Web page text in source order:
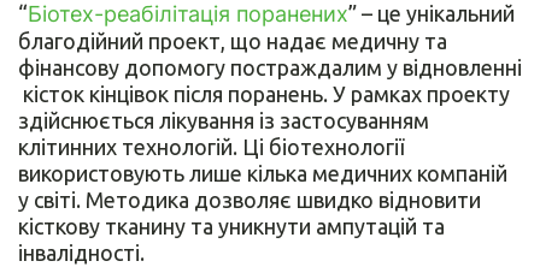
“Біотех-реабілітація поранених” – це унікальний
благодійний проект, що надає медичну та
фінансову допомогу постраждалим у відновленні
кісток кінцівок після поранень. У рамках проекту
здійснюється лікування із застосуванням
клітинних технологій. Ці біотехнології
використовують лише кілька медичних компаній
у світі. Методика дозволяє швидко відновити
кісткову тканину та уникнути ампутацій та
інвалідності.